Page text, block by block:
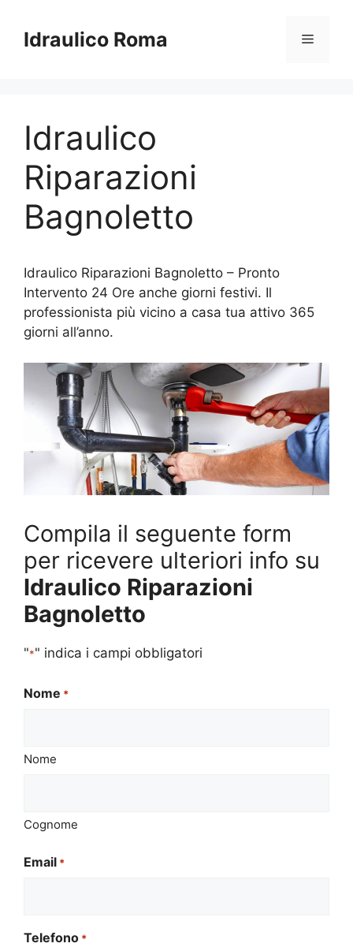
contenuto
Idraulico Roma Menu
Idraulico
Riparazioni
Bagnoletto
Idraulico Riparazioni Bagnoletto – Pronto
Intervento 24 Ore anche giorni festivi. Il
professionista più vicino a casa tua attivo 365
giorni all’anno.
Compila il seguente form
per ricevere ulteriori info su
Idraulico Riparazioni
Bagnoletto
"*" indica i campi obbligatori
Nome *
Nome
Cognome
Email *
Telefono *